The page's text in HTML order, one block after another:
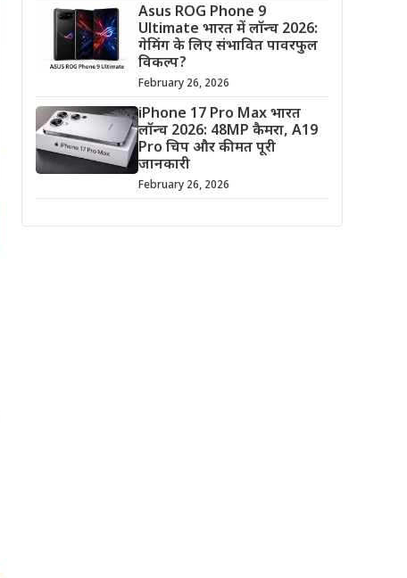
Asus ROG Phone 9
Ultimate भारत में लॉन्च 2026:
गेमिंग के लिए संभावित पावरफुल
विकल्प?
February 26, 2026
iPhone 17 Pro Max भारत
लॉन्च 2026: 48MP कैमरा, A19
Pro चिप और कीमत पूरी
जानकारी
February 26, 2026